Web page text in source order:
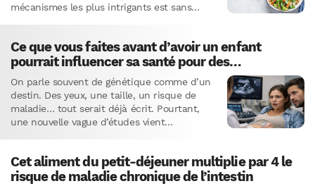
mécanismes les plus intrigants est sans
Ce que vous faites avant d’avoir un enfant
pourrait influencer sa santé pour des
générations
On parle souvent de génétique comme d’un
destin. Des yeux, une taille, un risque de
maladie… tout serait déjà écrit. Pourtant,
une nouvelle vague d’études vient
Cet aliment du petit-déjeuner multiplie par 4 le
risque de maladie chronique de l’intestin